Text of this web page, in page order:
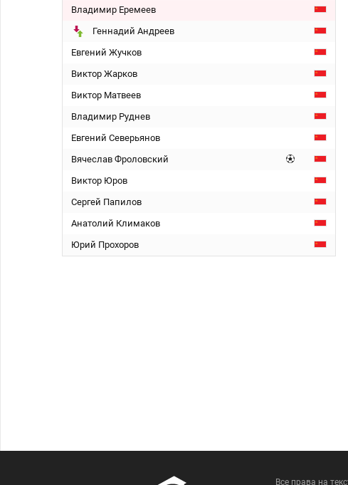
Владимир Еремеев
Геннадий Андреев
Евгений Жучков
Виктор Жарков
Виктор Матвеев
Владимир Руднев
Евгений Северьянов
Вячеслав Фроловский
Виктор Юров
Сергей Папилов
Анатолий Климаков
Юрий Прохоров
Все права на